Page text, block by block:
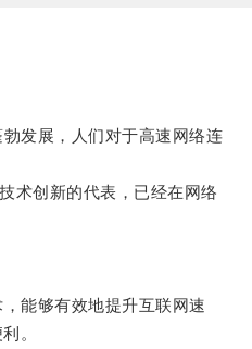
发展，人们对于高速网络连
创新的代表，已经在网络
能够有效地提升互联网速
。